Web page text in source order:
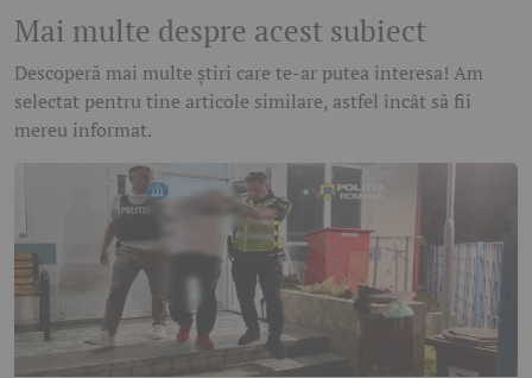
Mai multe despre acest subiect
Descoperă mai multe știri care te-ar putea interesa! Am
selectat pentru tine articole similare, astfel încât să fii
mereu informat.